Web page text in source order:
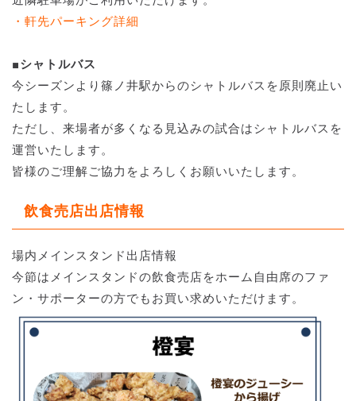
・軒先パーキング詳細
■シャトルバス
今シーズンより篠ノ井駅からのシャトルバスを原則廃止い
たします。
ただし、来場者が多くなる見込みの試合はシャトルバスを
運営いたします。
皆様のご理解ご協力をよろしくお願いいたします。
飲食売店出店情報
場内メインスタンド出店情報
今節はメインスタンドの飲食売店をホーム自由席のファ
ン・サポーターの方でもお買い求めいただけます。